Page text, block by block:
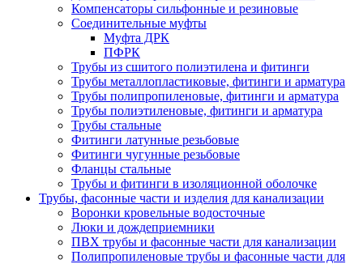
Компенсаторы сильфонные и резиновые
Соединительные муфты
Муфта ДРК
ПФРК
Трубы из сшитого полиэтилена и фитинги
Трубы металлопластиковые, фитинги и арматура
Трубы полипропиленовые, фитинги и арматура
Трубы полиэтиленовые, фитинги и арматура
Трубы стальные
Фитинги латунные резьбовые
Фитинги чугунные резьбовые
Фланцы стальные
Трубы и фитинги в изоляционной оболочке
Трубы, фасонные части и изделия для канализации
Воронки кровельные водосточные
Люки и дождеприемники
ПВХ трубы и фасонные части для канализации
Полипропиленовые трубы и фасонные части для